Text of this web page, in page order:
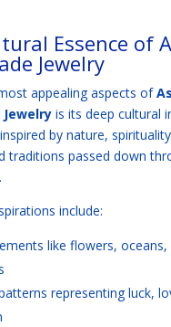
Essence of
Jewelry
appealing aspects of
is its deep cultural
by nature,
traditions passed down
include:
like flowers, oceans,
representing luck,